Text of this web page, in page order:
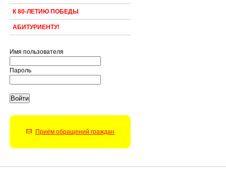
К 80-ЛЕТИЮ ПОБЕДЫ
АБИТУРИЕНТУ!
Имя пользователя
Пароль
Приём обращений граждан